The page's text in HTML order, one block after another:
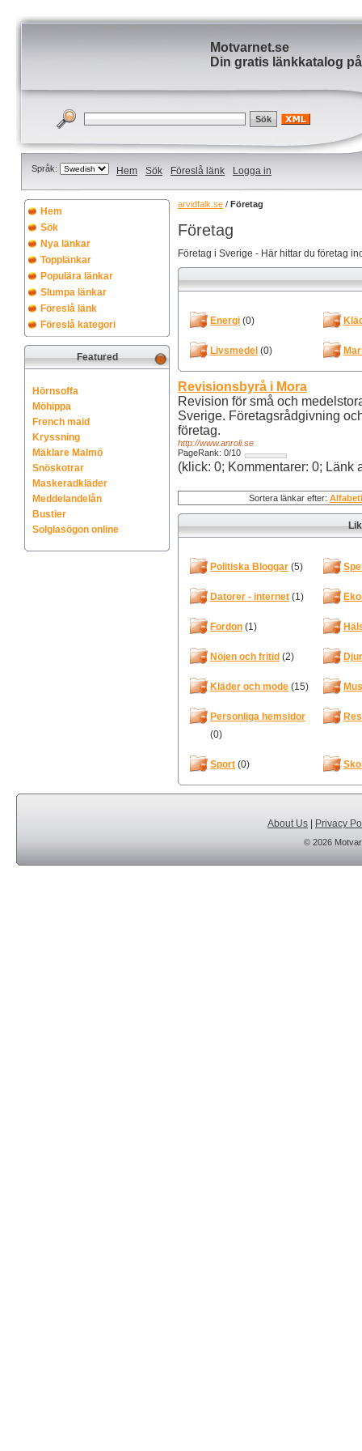
Motvarnet.se
Din gratis länkkatalog
Språk: Hem Sök Föreslå länk Logga in
Hem
Sök
Nya länkar
Topplänkar
Populära länkar
Slumpa länkar
Föreslå länk
Föreslå kategori
Featured
Hörnsoffa
Möhippa
French maid
Kryssning
Mäklare Malmö
Snöskotrar
Maskeradkläder
Meddelandelån
Bustier
Solglasögon online
arvidfalk.se / Företag
Företag
Företag i Sverige - Här hittar du företag
Energi (0)
Livsmedel (0)
Revisionsbyrå i Mora
Revision för små och
Sverige. Företagsrådgivning
företag.
http://www.anroli.se
PageRank: 0/10
(klick: 0; Kommentarer: 0; Länk
Sortera länkar efter:
Politiska Bloggar (5)
Datorer - internet (1)
Fordon (1)
Nöjen och fritid (2) Djur
Kläder och mode (15)
Personliga hemsidor
(0)
Sport (0)
About Us Privacy
© 2026